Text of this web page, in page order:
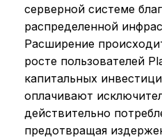
серверной системе
распределенной
Расширение
росте пользователей
капитальных
оплачивают
действительно
предотвращая